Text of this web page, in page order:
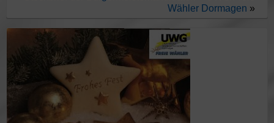
Wähler Dormagen »